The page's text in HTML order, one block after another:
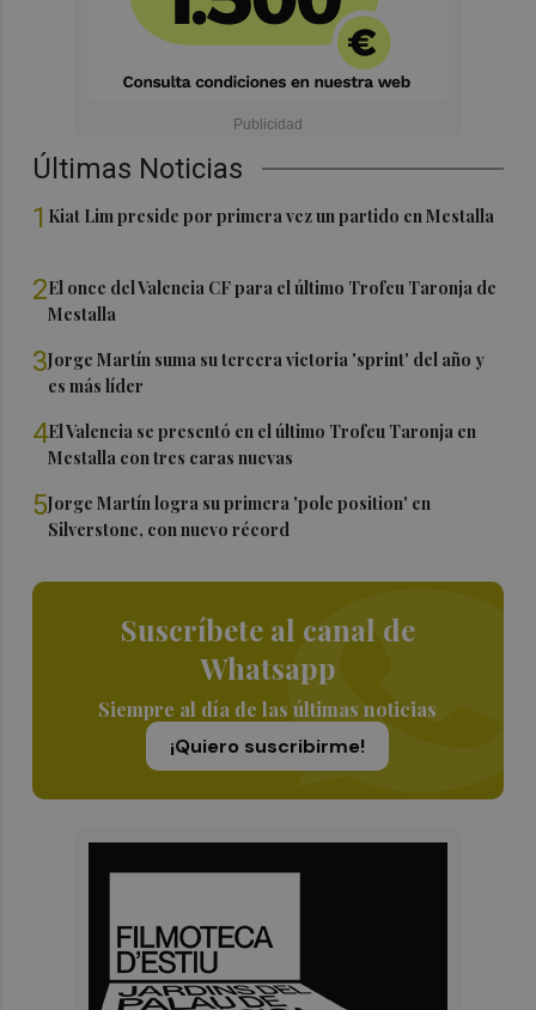
Últimas Noticias
1 Kiat Lim preside por primera vez un partido en Mestalla
2El once del Valencia CF para el último Trofeu Taronja de
Mestalla
3Jorge Martín suma su tercera victoria 'sprint' del año y
es más líder
4El Valencia se presentó en el último Trofeu Taronja en
Mestalla con tres caras nuevas
5Jorge Martín logra su primera 'pole position' en
Silverstone, con nuevo récord
Suscríbete al canal de
Whatsapp
Siempre al día de las últimas noticias
¡Quiero suscribirme!